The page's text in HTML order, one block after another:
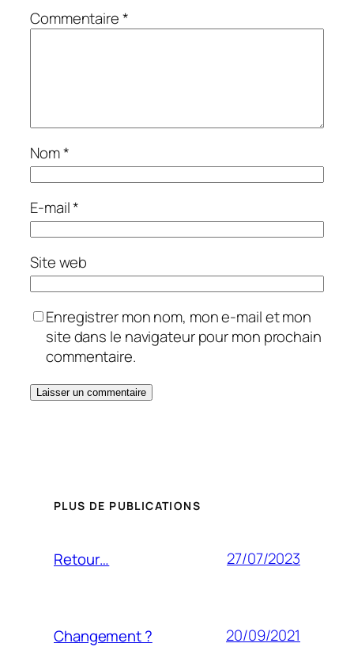
Commentaire*
Nom*
E-mail*
Site web
Enregistrer mon nom, mon e-mail et mon
site dans le navigateur pour mon prochain
commentaire.
PLUS DE PUBLICATIONS
Retour… 27/07/2023
Changement ? 20/09/2021